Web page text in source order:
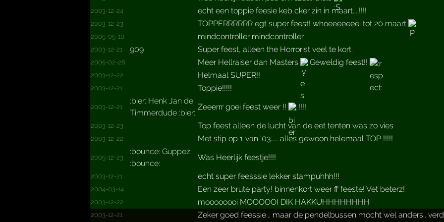
2003-12-24 echt een toppie feesie keb cker zin in maart....!!!!
2003-12-23 TOPPERRRRRR egt super feest! whoeeeeeeei tot 20 maart
2005-05-10 mindcontroller mindcontroller
2003-12-21 909 Super feest, alleen the Horrorist veel te kort.
2005-02-26 Meer Hellraiser dan Masters Geweldig feest!!
2003-12-22 Helmaal SUPER!!
2003-12-21 Toppie!!!!!
2003-12-21
:bier: Henk Jan de
Timmerdude :bier:
Zeeerrr goei feest weer !! !!!!
2003-12-23 Top feest alleen de lucht van de eet tenten was zo vies
2003-12-22 Met stip op 1 van '03..... alles gewoon helemaal TOP !!!!!
2005-12-23
:bounce: Guppez
:bounce:
Was Heerlijk feestje!!!!
2003-12-21 echt super feesssie lekker stampuhhh!!!
2004-03-14 Een zeer brute party! binnenkort weer ff feeste! Vet beterz!
2003-12-22 moooooooi MOOOOOI DIK HAKKUHHHHHHHH
2003-12-21 Zeker goed feessie... maar de pendelbussen mocht wel anders..